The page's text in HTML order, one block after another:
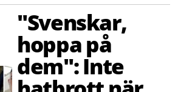
"Svenskar,
hoppa på
dem": Inte